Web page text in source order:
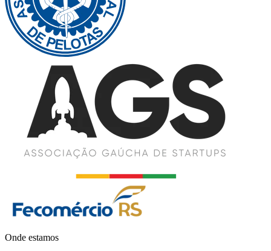
Onde estamos